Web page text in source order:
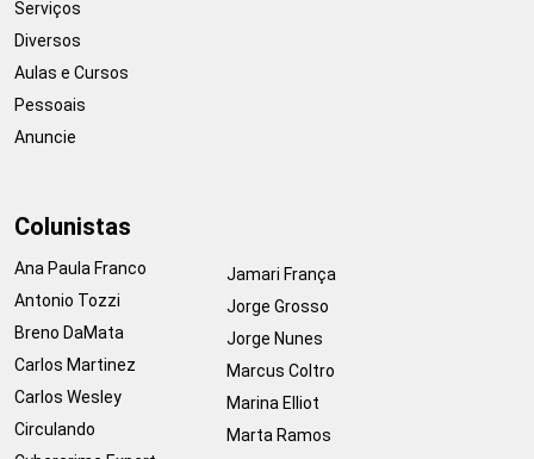
Serviços
Diversos
Aulas e Cursos
Pessoais
Anuncie
Colunistas
Ana Paula Franco
Antonio Tozzi
Breno DaMata
Carlos Martinez
Carlos Wesley
Circulando
Jamari França
Jorge Grosso
Jorge Nunes
Marcus Coltro
Marina Elliot
Marta Ramos